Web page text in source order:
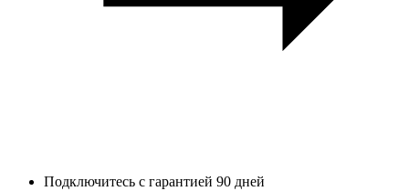
Подключитесь с гарантией 90 дней